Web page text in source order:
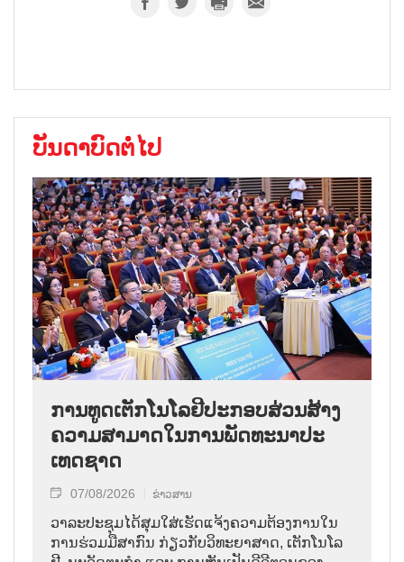
ບັນດາບົດຕໍ່ໄປ
ການ​ທູດ​ເຕັກ​ໂນ​ໂລ​ຢີ​ປະ​ກອບ​ສ່ວນ​ສ້າງ​
ຄວາມ​ສາ​ມາດ​ໃນ​ການ​ພັດ​ທະ​ນາ​ປະ​
ເທດ​ຊາດ
07/08/2026 ຂ່າວສານ
ວາ​ລະ​ປະ​ຊຸມ​ໄດ້​ສຸມ​ໃສ່​ເຮັດ​ແຈ້ງ​ຄວາມ​ຕ້ອງ​ການ​ໃນ​
ການ​ຮ່ວມ​ມື​ສາ​ກົນ ກ່ຽວ​ກັບ​ວິ​ທະ​ຍາ​ສາດ, ເຕັກ​ໂນ​ໂລ​